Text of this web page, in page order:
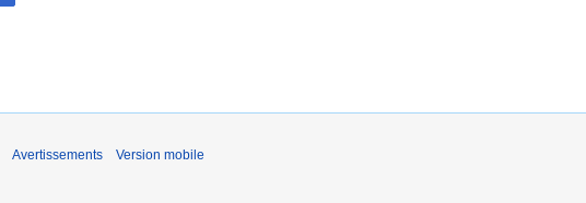
Avertissements Version mobile